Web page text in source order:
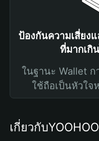
ป้องกันความเสี่ยง
ที่มากเกิ
ในฐานะ Wallet
ใช้ถือเป็นหัวใจ
เกี่ยวกับ